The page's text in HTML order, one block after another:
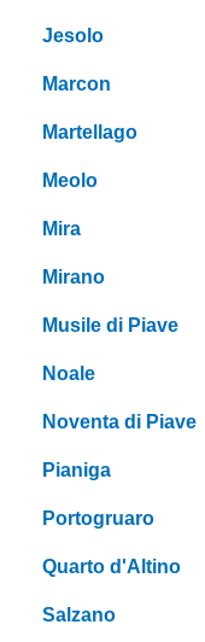
Jesolo
Marcon
Martellago
Meolo
Mira
Mirano
Musile di Piave
Noale
Noventa di Piave
Pianiga
Portogruaro
Quarto d'Altino
Salzano